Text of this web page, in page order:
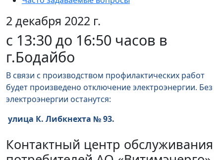
2 декабря 2022 г.
с 13:30 до 16:50 часов в
г.Бодайбо
В связи с производством профилактических работ
будет произведено отключение электроэнергии. Без
электроэнергии останутся:
улица К. Либкнехта № 93.
Контактный центр обслуживания